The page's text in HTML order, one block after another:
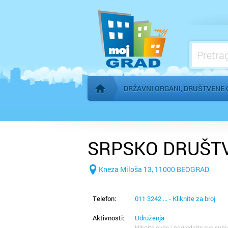
Početna stranica
DRŽAVNI ORGANI, DRUŠTVENE
Međunarodne organizacije
Mesne zajednice
Organi AP Vojvodine
SRPSKO
Kneza Miloša 13, 11000 BEOGRAD
Telefon: 011 3242 ... - Kliknite za broj
Aktivnosti: Udruženja